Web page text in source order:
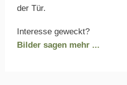
der Tür.
Interesse geweckt?
Bilder sagen mehr ...